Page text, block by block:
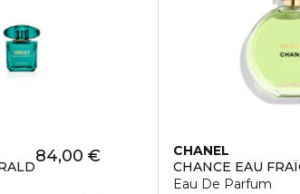
84,00 €
CHANEL
CHANCE EAU
Eau De Parfum